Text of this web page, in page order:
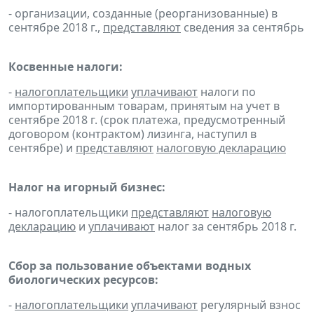
- организации, созданные (реорганизованные) в
сентябре 2018 г., представляют сведения за сентябрь
Косвенные налоги:
- налогоплательщики уплачивают налоги по
импортированным товарам, принятым на учет в
сентябре 2018 г. (срок платежа, предусмотренный
договором (контрактом) лизинга, наступил в
сентябре) и представляют налоговую декларацию
Налог на игорный бизнес:
- налогоплательщики представляют налоговую
декларацию и уплачивают налог за сентябрь 2018 г.
Сбор за пользование объектами водных
биологических ресурсов:
- налогоплательщики уплачивают регулярный взнос